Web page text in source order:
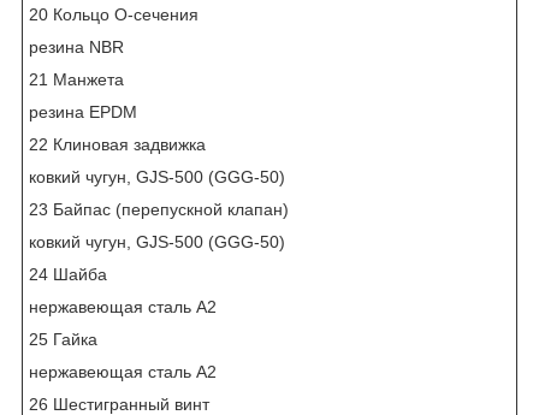
20 Кольцо О-сечения
резина NBR
21 Манжета
резина EPDM
22 Клиновая задвижка
ковкий чугун, GJS-500 (GGG-50)
23 Байпас (перепускной клапан)
ковкий чугун, GJS-500 (GGG-50)
24 Шайба
нержавеющая сталь А2
25 Гайка
нержавеющая сталь А2
26 Шестигранный винт